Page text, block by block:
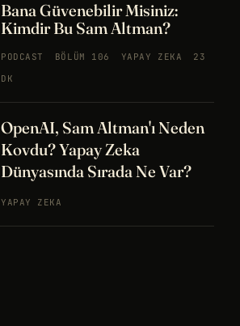
Bana Güvenebilir Misiniz:
Kimdir Bu Sam Altman?
PODCAST BÖLÜM 106 YAPAY ZEKA
23
DK
OpenAI, Sam Altman'ı Neden
Kovdu? Yapay Zeka
Dünyasında Sırada Ne Var?
YAPAY ZEKA